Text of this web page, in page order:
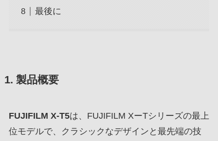
最後に
1. 製品概要
FUJIFILM X-T5は、FUJIFILM XーTシリーズの最上
位モデルで、クラシックなデザインと最先端の技